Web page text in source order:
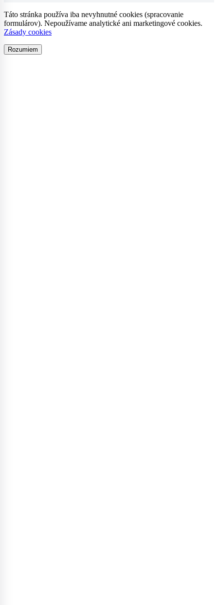
Táto stránka používa iba nevyhnutné cookies (spracovanie
formulárov). Nepoužívame analytické ani marketingové cookies.
Zásady cookies
Rozumiem